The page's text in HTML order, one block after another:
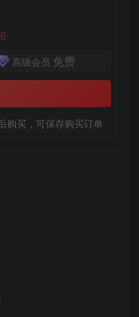
高级会员 免费
购买，可保存购买订单